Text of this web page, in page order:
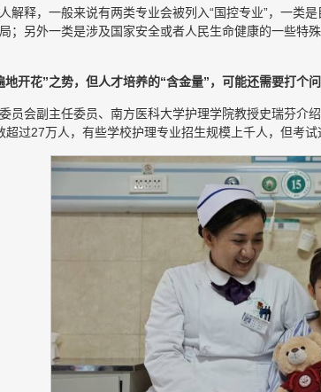
解释，一般来说有两类专业会被列入“国控专业”，一类
；另外一类是涉及国家安全或者人民生命健康的一些特
开花”之势，但人才培养的“含金量”，可能还需要打个问
员会副主任委员、南方医科大学护理学院教授史瑞芬
过27万人，有些学校护理专业招生规模上千人，但考试